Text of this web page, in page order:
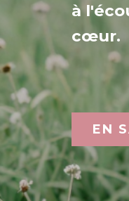
à
cœur.
EN